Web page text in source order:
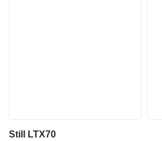
Still LTX70